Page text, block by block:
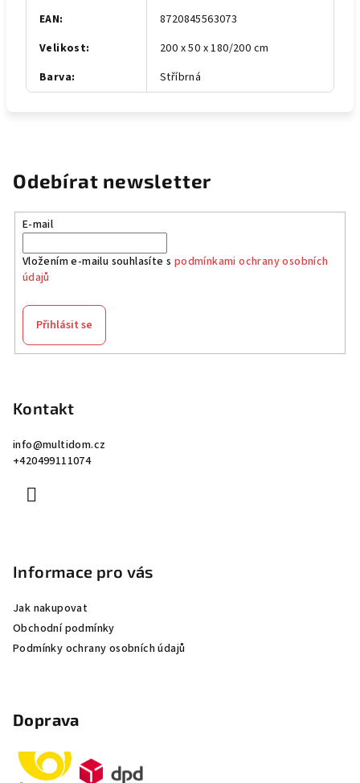
EAN:
8720845563073
Velikost:
200 x 50 x 180/200 cm
Barva: Stříbrná
Odebírat newsletter
E-mail
Vložením e-mailu souhlasíte s podmínkami ochrany osobních
údajů
Přihlásit se
Kontakt
info@multidom.cz
+420499111074
Informace pro vás
Jak nakupovat
Obchodní podmínky
Podmínky ochrany osobních údajů
Doprava